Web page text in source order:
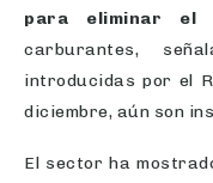
para eliminar el
carburantes,
introducidas por el
diciembre, aún son
El sector ha